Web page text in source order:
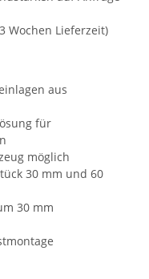
Wochen Lieferzeit)
aus
für
möglich
30 mm und 60
30 mm